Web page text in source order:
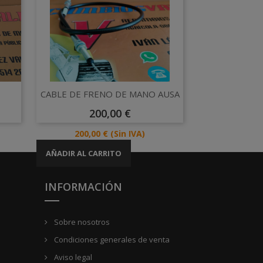
Vista rápida
CABLE DE FRENO DE MANO AUSA
Precio
200,00 €
Precio
200,00 € (Sin IVA)
AÑADIR AL CARRITO
INFORMACIÓN
Sobre nosotros
Condiciones generales de venta
Aviso legal